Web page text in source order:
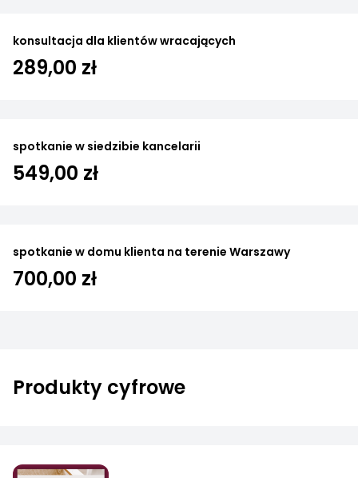
konsultacja dla klientów wracających
289,00 zł
spotkanie w siedzibie kancelarii
549,00 zł
spotkanie w domu klienta na terenie Warszawy
700,00 zł
Produkty cyfrowe